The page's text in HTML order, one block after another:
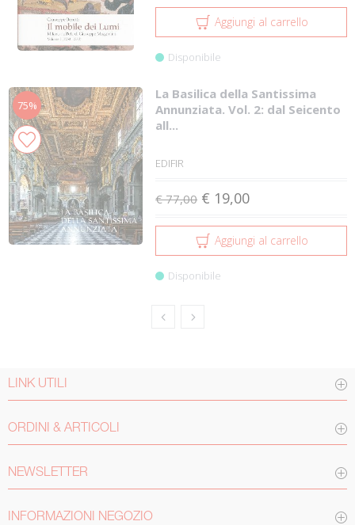
Aggiungi al carrello
Disponibile
75%
La Basilica della Santissima
Annunziata. Vol. 2: dal Seicento
all...
EDIFIR
€ 77,00 € 19,00
Aggiungi al carrello
Disponibile
LINK UTILI
ORDINI & ARTICOLI
NEWSLETTER
INFORMAZIONI NEGOZIO